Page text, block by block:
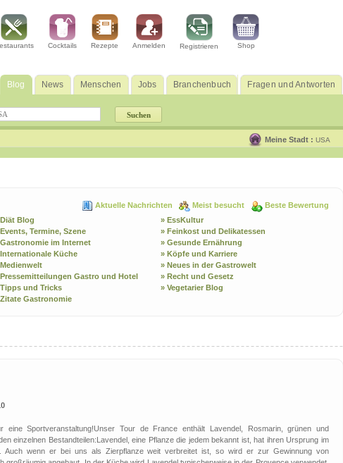
Cocktails Rezepte Anmelden Registrieren Shop
Blog News Menschen Jobs Branchenbuch Fragen und Antworten
Meine Stadt : USA
Aktuelle Nachrichten Meist besucht Beste Bewertung
Blog
» EssKultur
Termine, Szene
» Feinkost und Delikatessen
im Internet
» Gesunde Ernährung
Küche
» Köpfe und Karriere
» Neues in der Gastrowelt
Gastro und Hotel
» Recht und Gesetz
und Tricks
» Vegetarier Blog
Gastronomie
Sportveranstaltung!Unser Tour de France enthält Lavendel, Rosmarin, grünen und
einzelnen Bestandteilen:Lavendel, eine Pflanze die jedem bekannt ist, hat ihren Ursprung im
Auch wenn er bei uns als Zierpflanze weit verbreitet ist, so wird er zur Gewinnung von